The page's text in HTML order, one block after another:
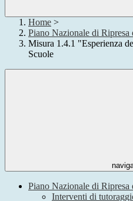
Home >
Piano Nazionale di Ripresa
Misura 1.4.1 "Esperienza
Scuole
Piano Nazionale di Ripresa
Interventi di